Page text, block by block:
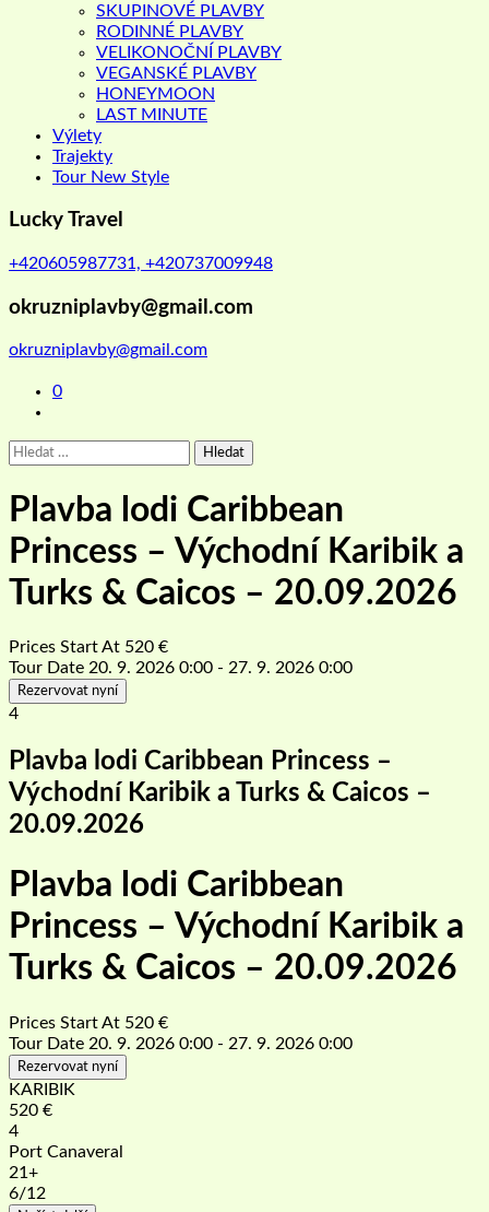
SKUPINOVÉ PLAVBY
RODINNÉ PLAVBY
VELIKONOČNÍ PLAVBY
VEGANSKÉ PLAVBY
HONEYMOON
LAST MINUTE
Výlety
Trajekty
Tour New Style
Lucky Travel
+420605987731, +420737009948
okruzniplavby@gmail.com
okruzniplavby@gmail.com
0
Vyhledávání
Plavba lodi Caribbean
Princess – Východní Karibik a
Turks & Caicos – 20.09.2026
Prices Start At 520 €
Tour Date 20. 9. 2026 0:00 - 27. 9. 2026 0:00
Rezervovat nyní
4
Plavba lodi Caribbean Princess –
Východní Karibik a Turks & Caicos –
20.09.2026
Plavba lodi Caribbean
Princess – Východní Karibik a
Turks & Caicos – 20.09.2026
Prices Start At 520 €
Tour Date 20. 9. 2026 0:00 - 27. 9. 2026 0:00
Rezervovat nyní
KARIBIK
520 €
4
Port Canaveral
21+
6/12